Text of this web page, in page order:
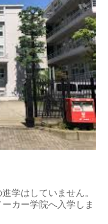
学はしていません。
カー学院へ入学しま